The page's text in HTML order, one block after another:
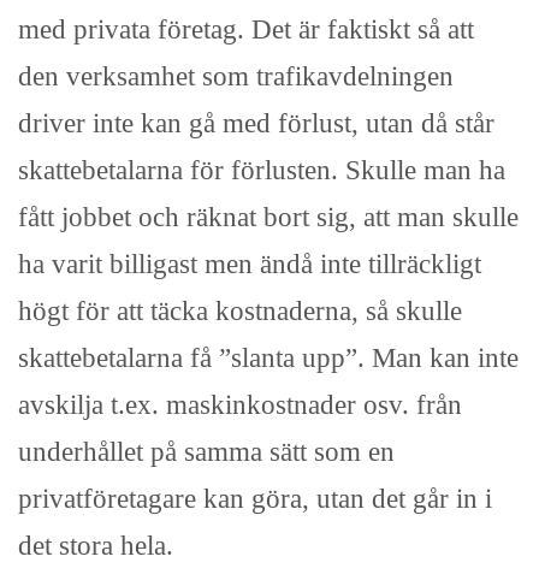
med privata företag. Det är faktiskt så att
den verksamhet som trafikavdelningen
driver inte kan gå med förlust, utan då står
skattebetalarna för förlusten. Skulle man ha
fått jobbet och räknat bort sig, att man skulle
ha varit billigast men ändå inte tillräckligt
högt för att täcka kostnaderna, så skulle
skattebetalarna få ”slanta upp”. Man kan inte
avskilja t.ex. maskinkostnader osv. från
underhållet på samma sätt som en
privatföretagare kan göra, utan det går in i
det stora hela.